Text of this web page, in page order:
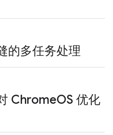
的多任务处理
ChromeOS 优化